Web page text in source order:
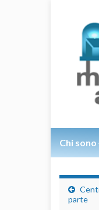
Chi sono
parte